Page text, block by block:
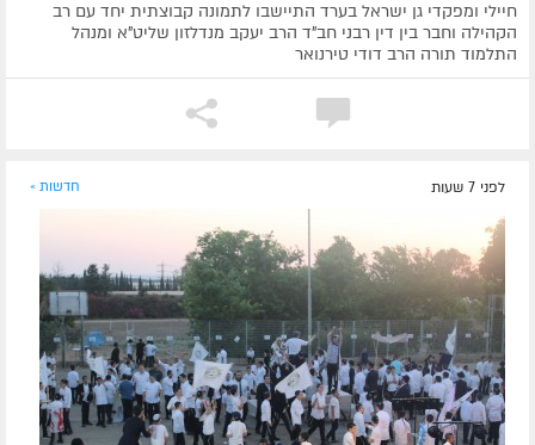
חיילי ומפקדי גן ישראל בערד התיישבו לתמונה קבוצתית יחד עם רב
הקהילה וחבר בין דין רבני חב"ד הרב יעקב מנדלזון שליט"א ומנהל
התלמוד תורה הרב דודי טירנואר
לפני 7 שעות חדשות »